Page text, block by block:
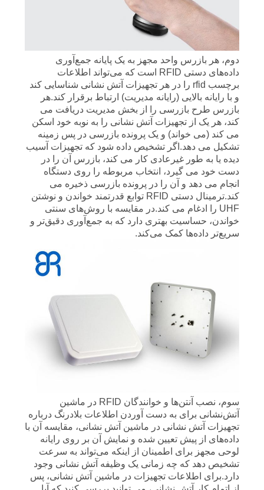
دوم، هر بازرس واحد مجهز به یک پایانه جمع‌آوری
داده‌های دستی RFID است که می‌تواند اطلاعات
برچسب rfid را در هر تجهیزات آتش نشانی شناسایی کند
و با رایانه بالایی (رایانه مدیریت) ارتباط برقرار کند.هر
بازرس طرح بازرسی را از بخش مدیریت دریافت می
کند، هر یک از تجهیزات آتش نشانی را به نوبه خود اسکن
می کند (می خواند) و یک پرونده بازرسی در پس زمینه
تشکیل می دهد.اگر تشخیص داده شود که تجهیزات آسیب
دیده یا به طور غیرعادی کار می کند، بازرس آن را در
دست خود می گیرد، انتخاب مربوطه را روی دستگاه
انجام می دهد و آن را در پرونده بازرسی ذخیره می
کند.ترمینال دستی RFID توابع قدرتمند خواندن و نوشتن
UHF را ادغام می کند.در مقایسه با روش‌های سنتی
خواندن، حساسیت بهتری دارد که به جمع‌آوری دقیق‌تر و
سریع‌تر داده‌ها کمک می‌کند.
سوم، نصب آنتن‌ها و خوانندگان RFID در ماشین
آتش‌نشانی برای به دست آوردن اطلاعات بلادرنگ درباره
تجهیزات آتش نشانی در ماشین آتش نشانی، مقایسه آن با
داده‌های از پیش تعیین شده و نمایش آن بر روی رایانه
لوحی مجهز برای اطمینان از اینکه می‌تواند به سرعت
تشخیص دهد که چه زمانی یک وظیفه آتش نشانی وجود
دارد.برای اطلاعات تجهیزات در ماشین آتش نشانی، پس